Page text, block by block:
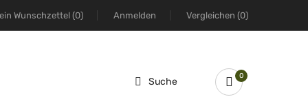
Wunschzettel (0) Anmelden Vergleichen (0)
Suche 0